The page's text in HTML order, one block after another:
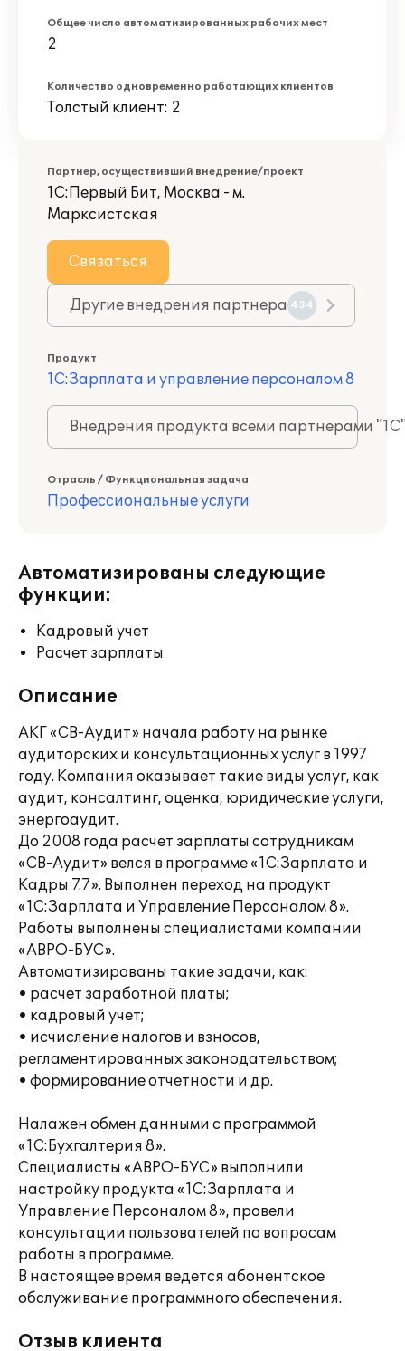
Общее число автоматизированных рабочих мест
2
Количество одновременно работающих клиентов
Толстый клиент: 2
Партнер, осуществивший внедрение/проект
1С:Первый Бит, Москва - м.
Марксистская
Связаться
Другие внедрения партнера 434
Продукт
1С:Зарплата и управление персоналом 8
Внедрения продукта всеми партнерами
Отрасль / Функциональная задача
Профессиональные услуги
Автоматизированы следующие
функции:
Кадровый учет
Расчет зарплаты
Описание
АКГ «СВ-Аудит» начала работу на рынке
аудиторских и консультационных услуг в 1997
году. Компания оказывает такие виды услуг, как
аудит, консалтинг, оценка, юридические услуги,
энергоаудит.
До 2008 года расчет зарплаты сотрудникам
«СВ-Аудит» велся в программе «1С:Зарплата и
Кадры 7.7». Выполнен переход на продукт
«1С:Зарплата и Управление Персоналом 8».
Работы выполнены специалистами компании
«АВРО-БУС».
Автоматизированы такие задачи, как:
• расчет заработной платы;
• кадровый учет;
• исчисление налогов и взносов,
регламентированных законодательством;
• формирование отчетности и др.
Налажен обмен данными с программой
«1С:Бухгалтерия 8».
Специалисты «АВРО-БУС» выполнили
настройку продукта «1С:Зарплата и
Управление Персоналом 8», провели
консультации пользователей по вопросам
работы в программе.
В настоящее время ведется абонентское
обслуживание программного обеспечения.
Отзыв клиента